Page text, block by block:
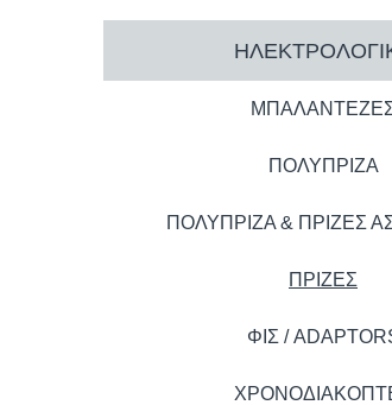
ΠΟΛΥΠΡΙΖΑ
ΠΟΛΥΠΡΙΖΑ & ΠΡΙΖΕΣ
ΠΡΙΖΕΣ
ΦΙΣ /